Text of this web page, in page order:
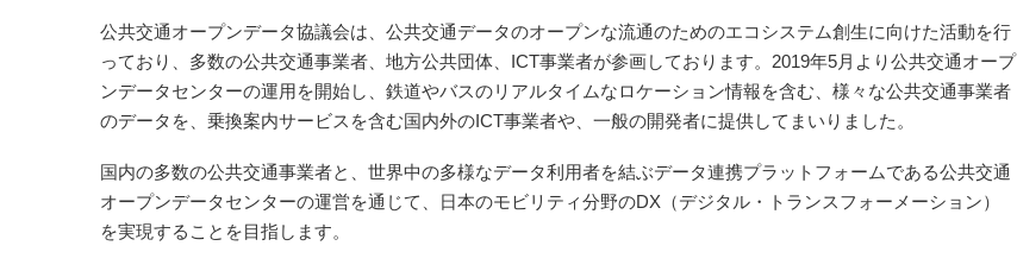
公共交通オープンデータ協議会は、公共交通データのオープンな流通のためのエコシステム創生に向けた活動を行
っており、多数の公共交通事業者、地方公共団体、ICT事業者が参画しております。2019年5月より公共交通オープ
ンデータセンターの運用を開始し、鉄道やバスのリアルタイムなロケーション情報を含む、様々な公共交通事業者
のデータを、乗換案内サービスを含む国内外のICT事業者や、一般の開発者に提供してまいりました。
国内の多数の公共交通事業者と、世界中の多様なデータ利用者を結ぶデータ連携プラットフォームである公共交通
オープンデータセンターの運営を通じて、日本のモビリティ分野のDX（デジタル・トランスフォーメーション）
を実現することを目指します。